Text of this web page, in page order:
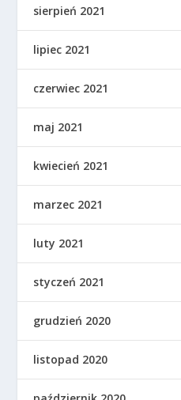
sierpień 2021
lipiec 2021
czerwiec 2021
maj 2021
kwiecień 2021
marzec 2021
luty 2021
styczeń 2021
grudzień 2020
listopad 2020